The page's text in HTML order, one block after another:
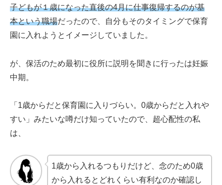
子どもが１歳になった直後の4月に仕事復帰するのが基
本という職場だったので、自分もそのタイミングで保育
園に入れようとイメージしていました。
が、保活のため最初に役所に説明を聞きに行ったは妊娠
中期。
「1歳からだと保育園に入りづらい。0歳からだと入れや
すい」みたいな噂だけ知っていたので、超心配性の私
は、
1歳から入れるつもりだけど、念のため0歳
から入れるとどれくらい有利なのか確認し